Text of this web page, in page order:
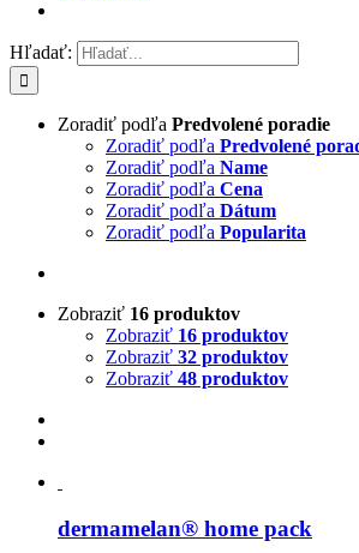
Hľadať:
Zoradiť podľa Predvolené poradie
Zoradiť podľa Predvolené
Zoradiť podľa Name
Zoradiť podľa Cena
Zoradiť podľa Dátum
Zoradiť podľa Popularita
Zobraziť 16 produktov
Zobraziť 16 produktov
Zobraziť 32 produktov
Zobraziť 48 produktov
dermamelan® home pack